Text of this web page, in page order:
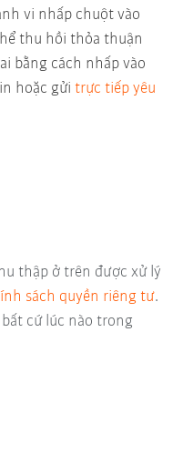
vi nhấp chuột vào
thu hồi thỏa thuận
bằng cách nhấp vào
hoặc gửitrực tiếp yêu
thập ở trên được xử lý
sách quyền riêng tư.
cứ lúc nào trong